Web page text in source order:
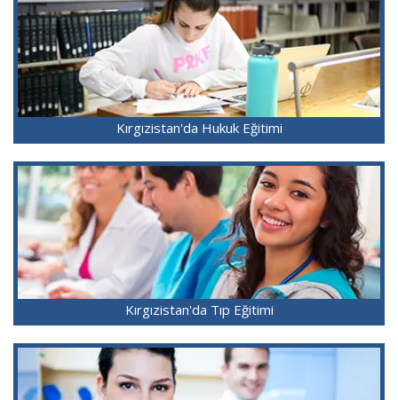
Kırgızistan'da Hukuk Eğitimi
Kırgızistan'da Tıp Eğitimi